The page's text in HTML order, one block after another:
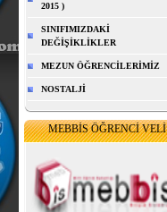
2015 )
SINIFIMIZDAKİ
DEĞİŞİKLİKLER
MEZUN ÖĞRENCİLERİMİZ
NOSTALJİ
MEBBİS ÖĞRENCİ VELİ